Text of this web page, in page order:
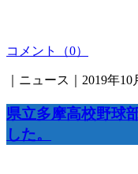
コメント（0）
｜ニュース｜2019年
県立多摩高校野球
した。